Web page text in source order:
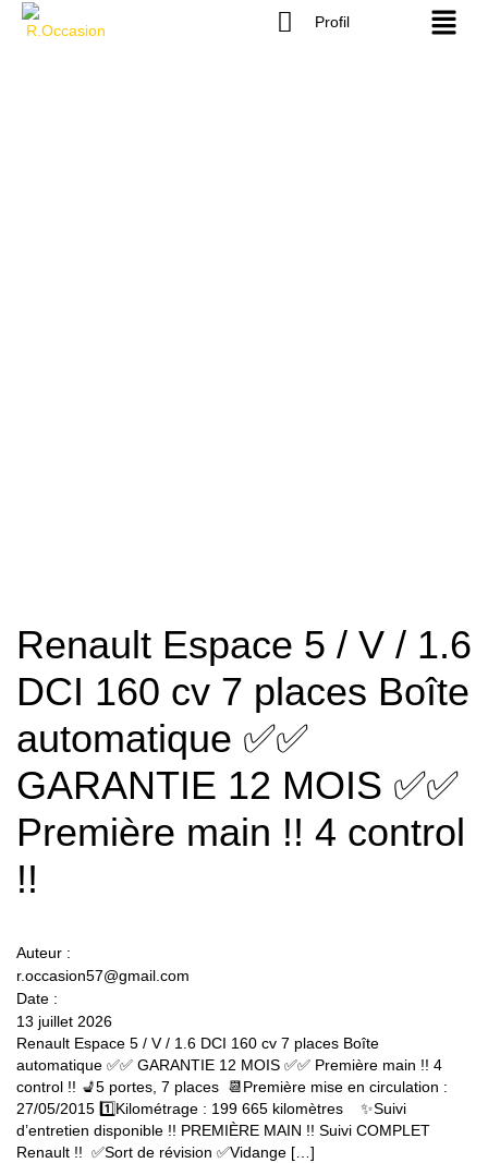
Profil
Renault Espace 5 / V / 1.6
DCI 160 cv 7 places Boîte
automatique ✅✅
GARANTIE 12 MOIS ✅✅
Première main !! 4 control
!!
Auteur :
r.occasion57@gmail.com
Date :
13 juillet 2026
Renault Espace 5 / V / 1.6 DCI 160 cv 7 places Boîte
automatique ✅✅ GARANTIE 12 MOIS ✅✅ Première main !! 4
control !! 💺5 portes, 7 places 📆Première mise en circulation :
27/05/2015 1️⃣Kilométrage : 199 665 kilomètres ✨Suivi
d’entretien disponible !! PREMIÈRE MAIN !! Suivi COMPLET
Renault !! ✅Sort de révision ✅Vidange […]